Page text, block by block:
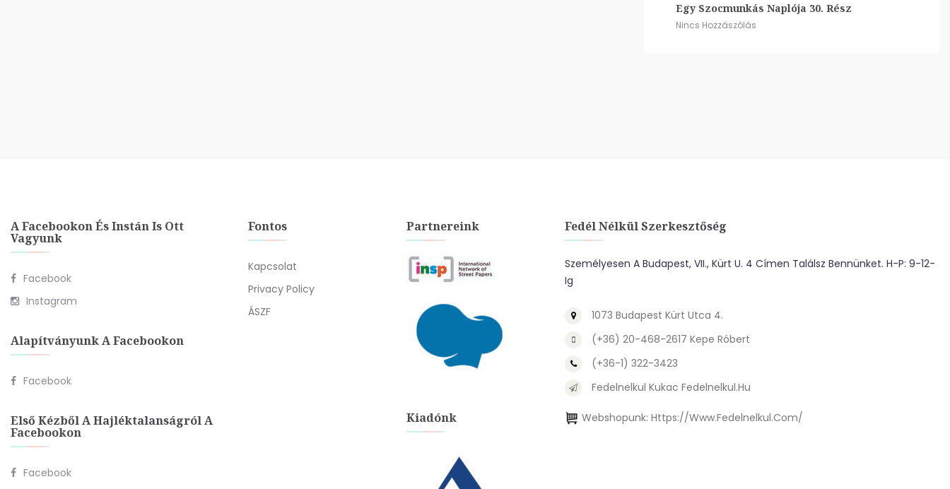
Egy Szocmunkás Naplója 30. Rész
Nincs Hozzászólás
A Facebookon És Instán Is Ott
Vagyunk
Facebook
Instagram
Alapítványunk A Facebookon
Facebook
Első Kézből A Hajléktalanságról A
Facebookon
Facebook
Fontos
Kapcsolat
Privacy Policy
ÁSZF
Partnereink
Kiadónk
Fedél Nélkül Szerkesztőség
Személyesen A Budapest, VII., Kürt U. 4 Címen Találsz Bennünket. H-P: 9-12-
Ig
1073 Budapest Kürt Utca 4.
(+36) 20-468-2617 Kepe Róbert
(+36-1) 322-3423
Fedelnelkul Kukac Fedelnelkul.hu
Webshopunk: Https://www.fedelnelkul.com/